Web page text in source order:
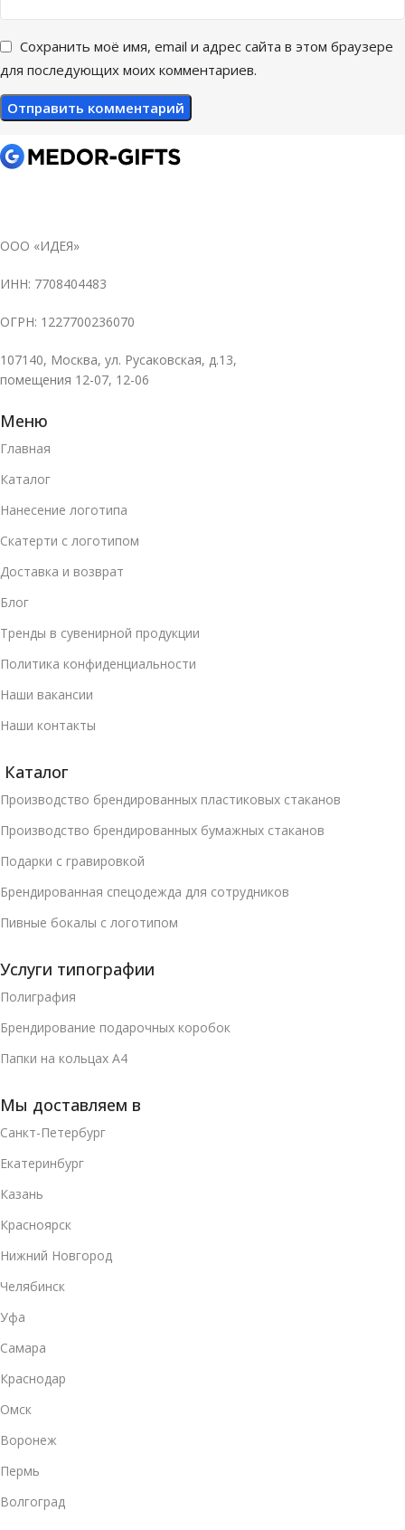
Сохранить моё имя, email и адрес сайта в этом браузере
для последующих моих комментариев.
ООО «ИДЕЯ»
ИНН: 7708404483
ОГРН: 1227700236070
107140, Москва, ул. Русаковская, д.13,
помещения 12-07, 12-06
Меню
Главная
Каталог
Нанесение логотипа
Скатерти с логотипом
Доставка и возврат
Блог
Тренды в сувенирной продукции
Политика конфиденциальности
Наши вакансии
Наши контакты
Каталог
Производство брендированных пластиковых стаканов
Производство брендированных бумажных стаканов
Подарки с гравировкой
Брендированная спецодежда для сотрудников
Пивные бокалы с логотипом
Услуги типографии
Полиграфия
Брендирование подарочных коробок
Папки на кольцах А4
Мы доставляем в
Санкт-Петербург
Екатеринбург
Казань
Красноярск
Нижний Новгород
Челябинск
Уфа
Самара
Краснодар
Омск
Воронеж
Пермь
Волгоград